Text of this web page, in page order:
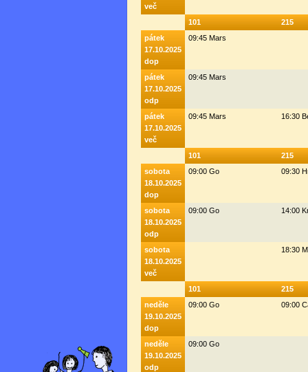
več
101
215
pátek
17.10.2025
dop
09:45 Mars
pátek
17.10.2025
odp
09:45 Mars
pátek
17.10.2025
več
09:45 Mars 16:30
101
215
sobota
18.10.2025
dop
09:00 Go 09:30
sobota
18.10.2025
odp
09:00 Go 14:00
sobota
18.10.2025
več
18:30
101
215
neděle
19.10.2025
dop
09:00 Go 09:00
neděle
19.10.2025
odp
09:00 Go